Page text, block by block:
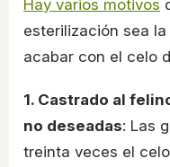
Hay varios motivos
esterilización sea
acabar con el celo
1. Castrado al
no deseadas: Las
treinta veces el